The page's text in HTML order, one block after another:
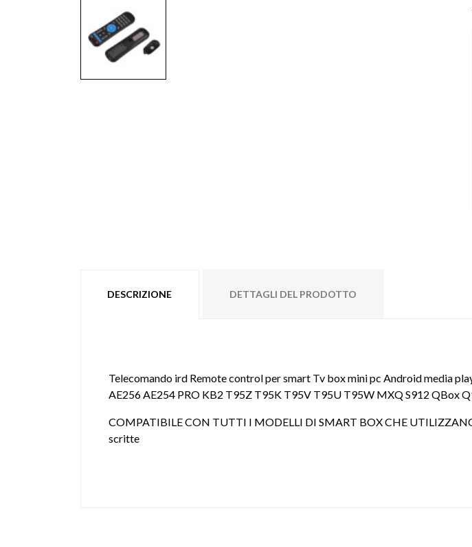
DESCRIZIONE DETTAGLI DEL PRODOTTO
Telecomando ird Remote control per smart Tv box mini pc Android media
AE256 AE254 PRO KB2 T95Z T95K T95V T95U T95W MXQ S912 QBox
COMPATIBILE CON TUTTI I MODELLI DI SMART BOX CHE
scritte